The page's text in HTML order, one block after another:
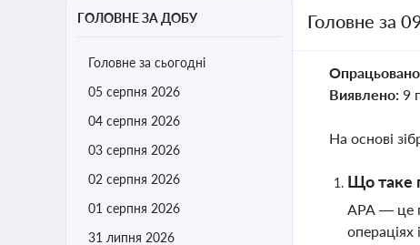
ГОЛОВНЕ ЗА ДОБУ
Головне за сьогодні
05 серпня 2026
04 серпня 2026
03 серпня 2026
02 серпня 2026
01 серпня 2026
31 липня 2026
Головне за
Виявлено: 9
На основі
Що таке
АРА — це